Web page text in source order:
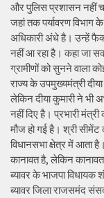
और पुलिस प्रशासन नहीं
जहां तक पर्यावरण विभाग
अधिकारी अंधे है। उन्हें
नहीं आ रहा है। कहा जा
ग्रामीणों को सुनने वाला
राज्य के उपमुख्यमंत्री
लेकिन दीया कुमारी ने भी
नहीं दिए है। प्रभारी
मौज हो गई है। श्री सीमेंट
विधानसभा क्षेत्र में आता
कानावत है, लेकिन
ब्यावर के भाजपा विधायक
ब्यावर जिला राजसमंद